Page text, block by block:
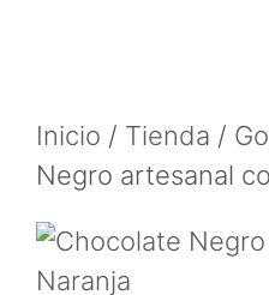
Inicio / Tienda /
Negro artesanal